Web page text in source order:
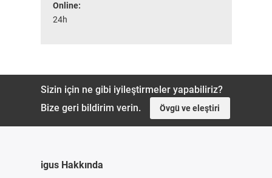
Online:
24h
Sizin için ne gibi iyileştirmeler yapabiliriz?
Bize geri bildirim verin.
Övgü ve eleştiri
igus Hakkında